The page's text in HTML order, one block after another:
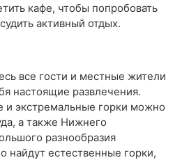
кафе, чтобы попробовать
активный отдых.
все гости и местные жители
настоящие развлечения.
и экстремальные горки можно
а также Нижнего
разнообразия
найдут естественные горки,